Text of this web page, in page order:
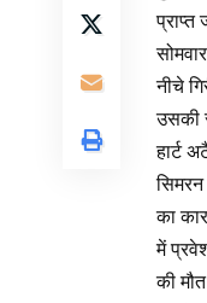
प्राप्त
नीचे
उसकी
हार्ट
का
में
की